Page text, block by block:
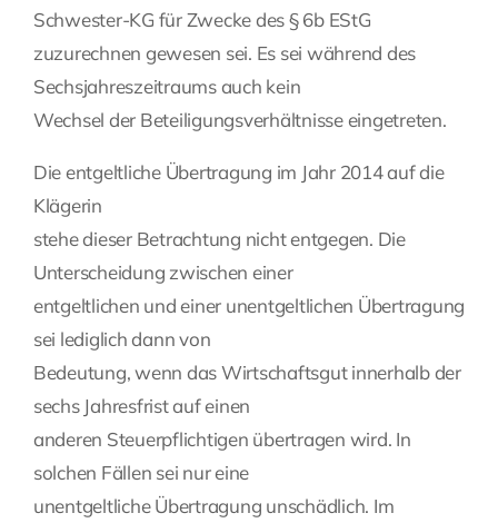
Schwester-KG für Zwecke des § 6b EStG
zuzurechnen gewesen sei. Es sei während des
Sechsjahreszeitraums auch kein
Wechsel der Beteiligungsverhältnisse eingetreten.
Die entgeltliche Übertragung im Jahr 2014 auf die
Klägerin
stehe dieser Betrachtung nicht entgegen. Die
Unterscheidung zwischen einer
entgeltlichen und einer unentgeltlichen Übertragung
sei lediglich dann von
Bedeutung, wenn das Wirtschaftsgut innerhalb der
sechs Jahresfrist auf einen
anderen Steuerpflichtigen übertragen wird. In
solchen Fällen sei nur eine
unentgeltliche Übertragung unschädlich. Im